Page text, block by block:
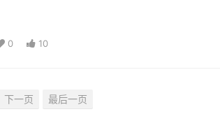
0 10
下一页 最后一页